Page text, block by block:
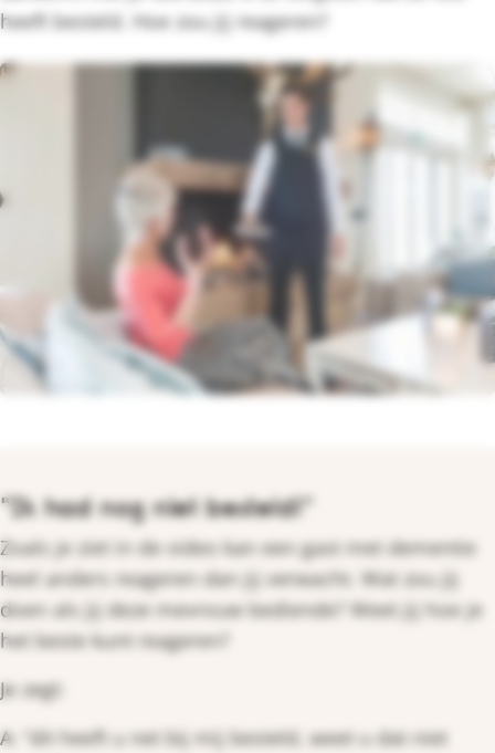
heeft besteld. Hoe zou jij reageren?
"Ik had nog niet besteld!"
Zoals je ziet in de video kan een gast met dementie
heel anders reageren dan jij verwacht. Wat zou jij
doen als jij deze mevrouw bediende? Weet jij hoe je
het beste kunt reageren?
Je zegt:
A: “dit heeft u net bij mij besteld, weet u dat niet